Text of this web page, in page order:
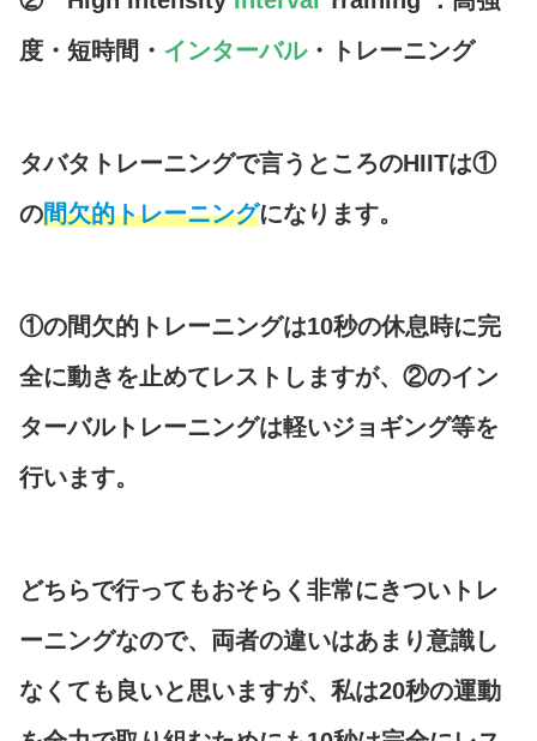
度・短時間・ インターバル・トレーニング
タバタトレーニングで言うところのHIITは①
の間欠的トレーニングになります。
①の間欠的トレーニングは10秒の休息時に完
全に動きを止めてレストしますが、②のイン
ターバルトレーニングは軽いジョギング等を
行います。
どちらで行ってもおそらく非常にきついトレ
ーニングなので、両者の違いはあまり意識し
なくても良いと思いますが、私は20秒の運動